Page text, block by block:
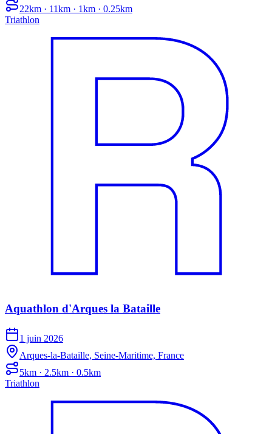
22km · 11km · 1km · 0.25km
Triathlon
Aquathlon d'Arques la Bataille
1 juin 2026
Arques-la-Bataille, Seine-Maritime, France
5km · 2.5km · 0.5km
Triathlon